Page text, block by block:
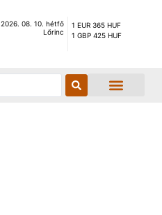
2026. 08. 10. hétfő
Lőrinc
1 EUR 365 HUF
1 GBP 425 HUF